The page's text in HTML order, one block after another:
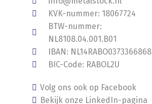
KVK-nummer: 18067724
BTW-nummer:
NL8108.04.001.B01
IBAN: NL14RABO0373366868
BIC-Code: RABOL2U
Volg ons ook op Facebook
Bekijk onze LinkedIn-pagina